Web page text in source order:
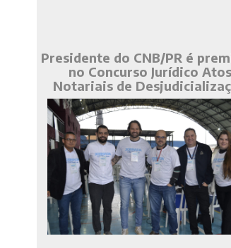
Presidente do CNB/PR é
no Concurso Jurídico Atos
Notariais de